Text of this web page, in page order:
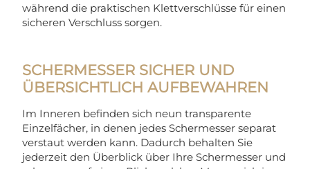
während die praktischen Klettverschlüsse für einen
sicheren Verschluss sorgen.
SCHERMESSER SICHER UND
ÜBERSICHTLICH AUFBEWAHREN
Im Inneren befinden sich neun transparente
Einzelfächer, in denen jedes Schermesser separat
verstaut werden kann. Dadurch behalten Sie
jederzeit den Überblick über Ihre Schermesser und